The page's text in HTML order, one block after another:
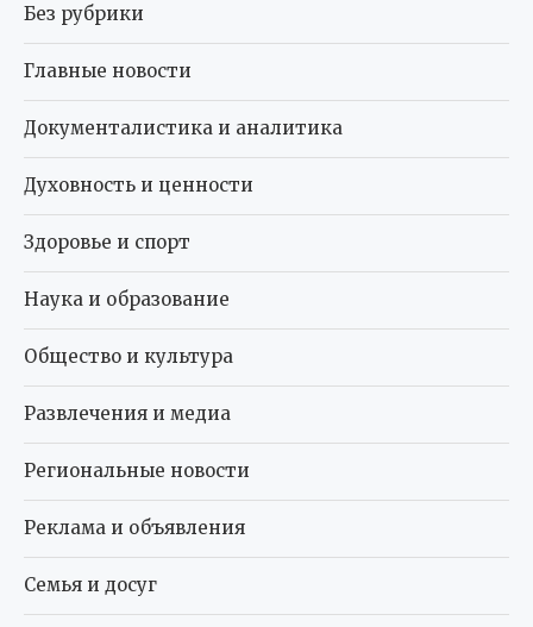
Без рубрики
Главные новости
Документалистика и аналитика
Духовность и ценности
Здоровье и спорт
Наука и образование
Общество и культура
Развлечения и медиа
Региональные новости
Реклама и объявления
Семья и досуг